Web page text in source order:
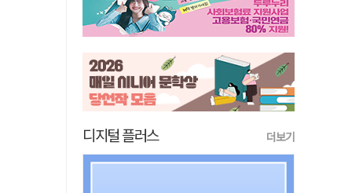
디지털 플러스 더보기